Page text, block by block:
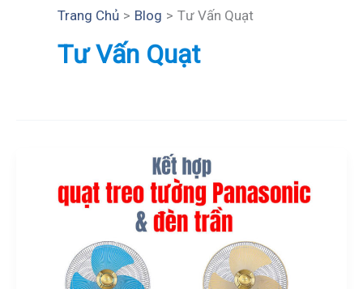
Trang Chủ Blog Tư Vấn Quạt
Tư Vấn Quạt